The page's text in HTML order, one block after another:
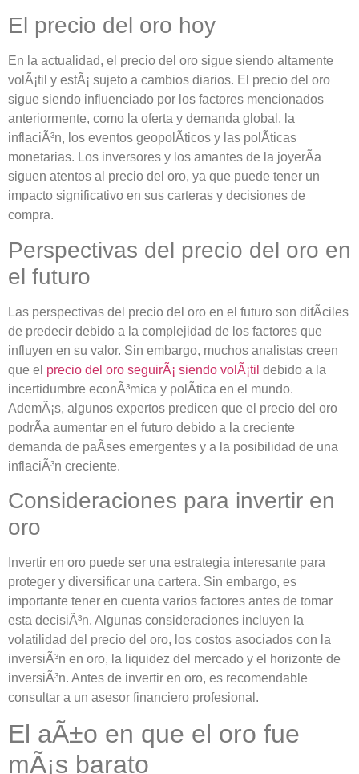
El precio del oro hoy
En la actualidad, el precio del oro sigue siendo altamente
volÃ¡til y estÃ¡ sujeto a cambios diarios. El precio del oro
sigue siendo influenciado por los factores mencionados
anteriormente, como la oferta y demanda global, la
inflaciÃ³n, los eventos geopolÃ­ticos y las polÃ­ticas
monetarias. Los inversores y los amantes de la joyerÃ­a
siguen atentos al precio del oro, ya que puede tener un
impacto significativo en sus carteras y decisiones de
compra.
Perspectivas del precio del oro en
el futuro
Las perspectivas del precio del oro en el futuro son difÃ­ciles
de predecir debido a la complejidad de los factores que
influyen en su valor. Sin embargo, muchos analistas creen
que el precio del oro seguirÃ¡ siendo volÃ¡til debido a la
incertidumbre econÃ³mica y polÃ­tica en el mundo.
AdemÃ¡s, algunos expertos predicen que el precio del oro
podrÃ­a aumentar en el futuro debido a la creciente
demanda de paÃ­ses emergentes y a la posibilidad de una
inflaciÃ³n creciente.
Consideraciones para invertir en
oro
Invertir en oro puede ser una estrategia interesante para
proteger y diversificar una cartera. Sin embargo, es
importante tener en cuenta varios factores antes de tomar
esta decisiÃ³n. Algunas consideraciones incluyen la
volatilidad del precio del oro, los costos asociados con la
inversiÃ³n en oro, la liquidez del mercado y el horizonte de
inversiÃ³n. Antes de invertir en oro, es recomendable
consultar a un asesor financiero profesional.
El aÃ±o en que el oro fue
mÃ¡s barato